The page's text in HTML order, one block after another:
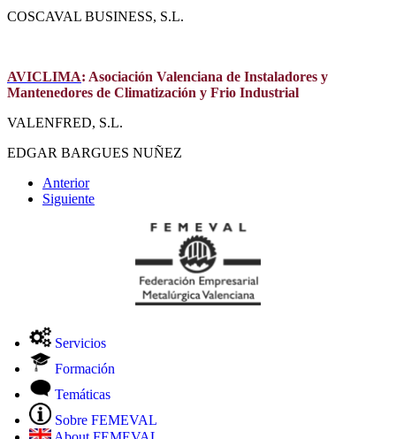
COSCAVAL BUSINESS, S.L.
AVICLIMA: Asociación Valenciana de Instaladores y
Mantenedores de Climatización y Frio Industrial
VALENFRED, S.L.
EDGAR BARGUES NUÑEZ
Anterior
Siguiente
Servicios
Formación
Temáticas
Sobre FEMEVAL